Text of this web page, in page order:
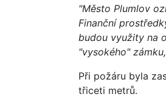
"Město Plumlov
Finanční
budou využity na
"vysokého"
Při požáru byla
třiceti metrů.